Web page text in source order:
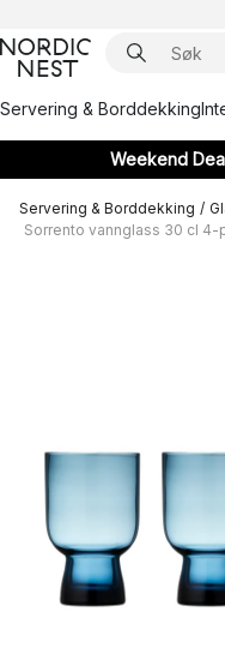
Servering & Borddekking
Weekend
Servering & Borddekking /
Sorrento vannglass 30 cl 4-